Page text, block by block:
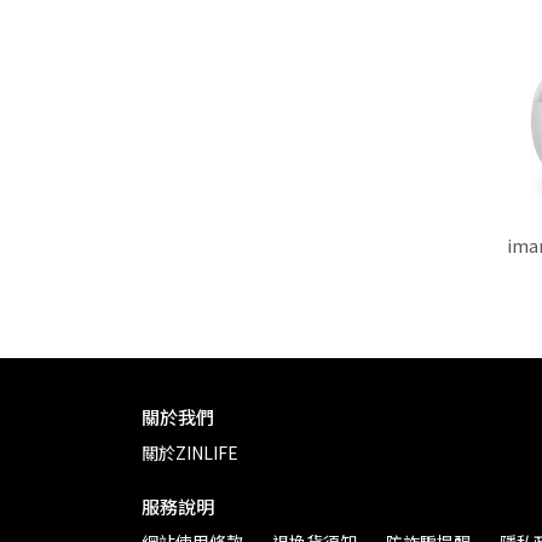
關於我們
關於ZINLIFE
服務說明